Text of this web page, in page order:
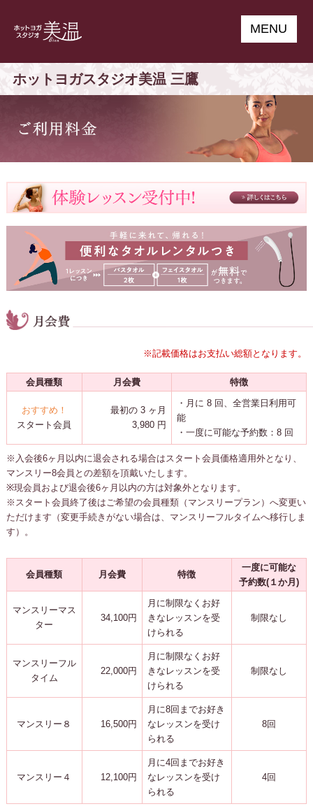
MENU
ホットヨガスタジオ美温 三鷹
※記載価格はお支払い総額となります。
会員種類 月会費 特徴
おすすめ！
スタート会員
最初の 3 ヶ月
3,980 円
・月に 8 回、全営業日利用可
能
・一度に可能な予約数：8 回
※入会後6ヶ月以内に退会される場合はスタート会員価格適用外となり、
マンスリー8会員との差額を頂戴いたします。
※現会員および退会後6ヶ月以内の方は対象外となります。
※スタート会員終了後はご希望の会員種類（マンスリープラン）へ変更い
ただけます（変更手続きがない場合は、マンスリーフルタイムへ移行しま
す）。
会員種類 月会費 特徴
一度に可能な
予約数(１か月)
マンスリーマス
ター
34,100円
月に制限なくお好
きなレッスンを受
けられる
制限なし
マンスリーフル
タイム
22,000円
月に制限なくお好
きなレッスンを受
けられる
制限なし
マンスリー８ 16,500円
月に8回までお好き
なレッスンを受け
られる
8回
マンスリー４ 12,100円
月に4回までお好き
なレッスンを受け
られる
4回